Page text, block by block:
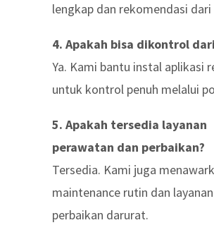
lengkap dan rekomendasi
4. Apakah bisa dikontrol
Ya. Kami bantu instal aplikasi
untuk kontrol penuh melalui
5. Apakah tersedia layanan
perawatan dan perbaikan?
Tersedia. Kami juga
maintenance rutin dan layanan
perbaikan darurat.